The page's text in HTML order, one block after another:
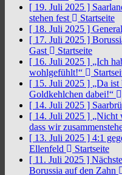
[ 19. Juli 2025 ]
stehen fest
Startseite
[ 18. Juli 2025 ]
[ 17. Juli 2025 ]
Gast
Startseite
[ 16. Juli 2025 ] „Ich
wohlgefühlt!“
[ 15. Juli 2025 ] „Da ist
Goldkehlchen dabei!“
[ 14. Juli 2025 ]
[ 14. Juli 2025 ] „Nicht
dass wir
[ 13. Juli 2025 ] 4:1
Ellenfeld
Startseite
[ 11. Juli 2025 ]
Borussia auf den Zahn